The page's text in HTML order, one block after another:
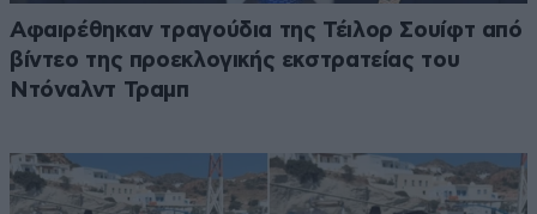
Αφαιρέθηκαν τραγούδια της Τέιλορ Σουίφτ από
βίντεο της προεκλογικής εκστρατείας του
Ντόναλντ Τραμπ